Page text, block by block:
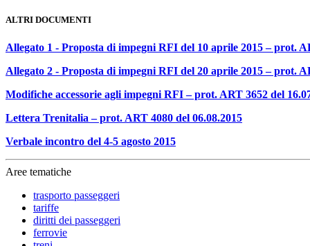
ALTRI DOCUMENTI
Allegato 1 - Proposta di impegni RFI del 10 aprile 2015 – prot.
Allegato 2 - Proposta di impegni RFI del 20 aprile 2015 – prot.
Modifiche accessorie agli impegni RFI – prot. ART 3652 del
Lettera Trenitalia – prot. ART 4080 del 06.08.2015
Verbale incontro del 4-5 agosto 2015
Aree tematiche
trasporto passeggeri
tariffe
diritti dei passeggeri
ferrovie